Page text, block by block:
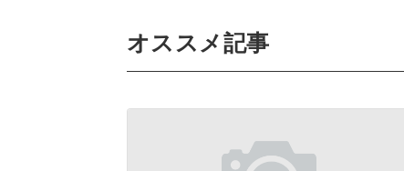
オススメ記事